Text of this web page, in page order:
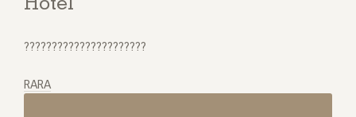
Hotel
??????????????????????
RARA